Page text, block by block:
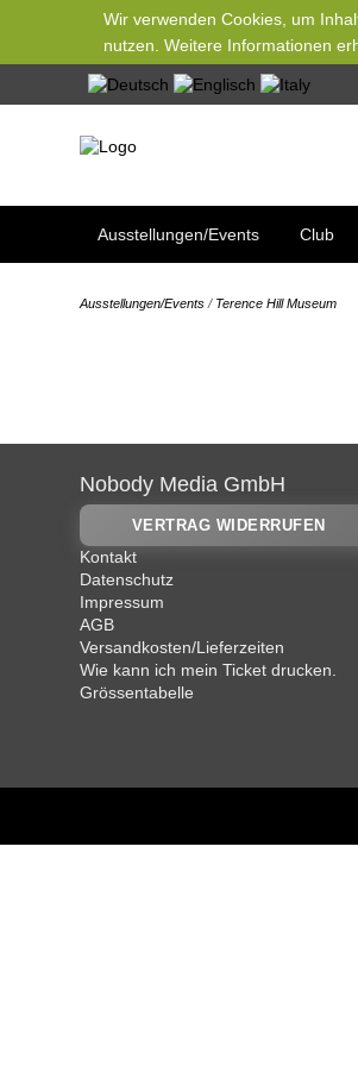
Wir verwenden Cookies, um
nutzen. Weitere Informationen
Ausstellungen/Events Club
Ausstellungen/Events / Terence Hill Museum
Nobody Media GmbH
VERTRAG WIDERRUFEN
Kontakt
Datenschutz
Impressum
AGB
Versandkosten/Lieferzeiten
Wie kann ich mein Ticket drucken.
Grössentabelle